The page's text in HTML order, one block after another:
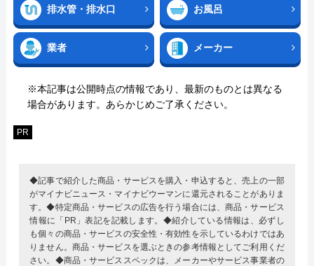
排水管・排水口 お風呂
業者 メーカー
※本記事は公開時点の情報であり、最新のものとは異なる
場合があります。あらかじめご了承ください。
PR
◆記事で紹介した商品・サービスを購入・申込すると、売上の一部
がマイナビニュース・マイナビウーマンに還元されることがありま
す。◆特定商品・サービスの広告を行う場合には、商品・サービス
情報に「PR」表記を記載します。◆紹介している情報は、必ずし
も個々の商品・サービスの安全性・有効性を示しているわけではあ
りません。商品・サービスを選ぶときの参考情報としてご利用くだ
さい。◆商品・サービススペックは、メーカーやサービス事業者の